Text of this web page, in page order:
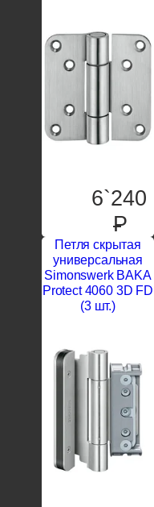
6`240
P
Петля скрытая
универсальная
Simonswerk BAKA
Protect 4060 3D FD
(3 шт.)